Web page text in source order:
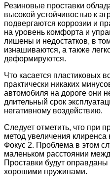
Резиновые проставки
высокой устойчивостью к
подвергаются коррозии и
на уровень комфорта и
лишены и недостатков, в
изнашиваются, а также
деформируются.
Что касается пластиковых
практически никаких
автомобиля на дороге они
длительный срок
негативному воздействию.
Следует отметить, что при
метод увеличения
Фокус 2. Проблема в этом
маленьком расстоянии
Проставки будут
хорошими пружинами.